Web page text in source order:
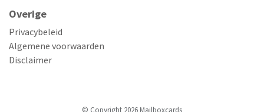
Overige
Privacybeleid
Algemene voorwaarden
Disclaimer
© Copyright 2026 Mailboxcards